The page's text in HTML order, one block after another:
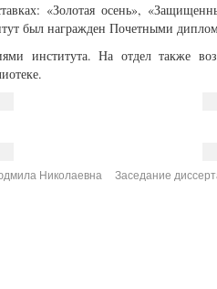
«Золотая осень»,
был награжден Почетными
института. На отдел также
Николаевна Заседание